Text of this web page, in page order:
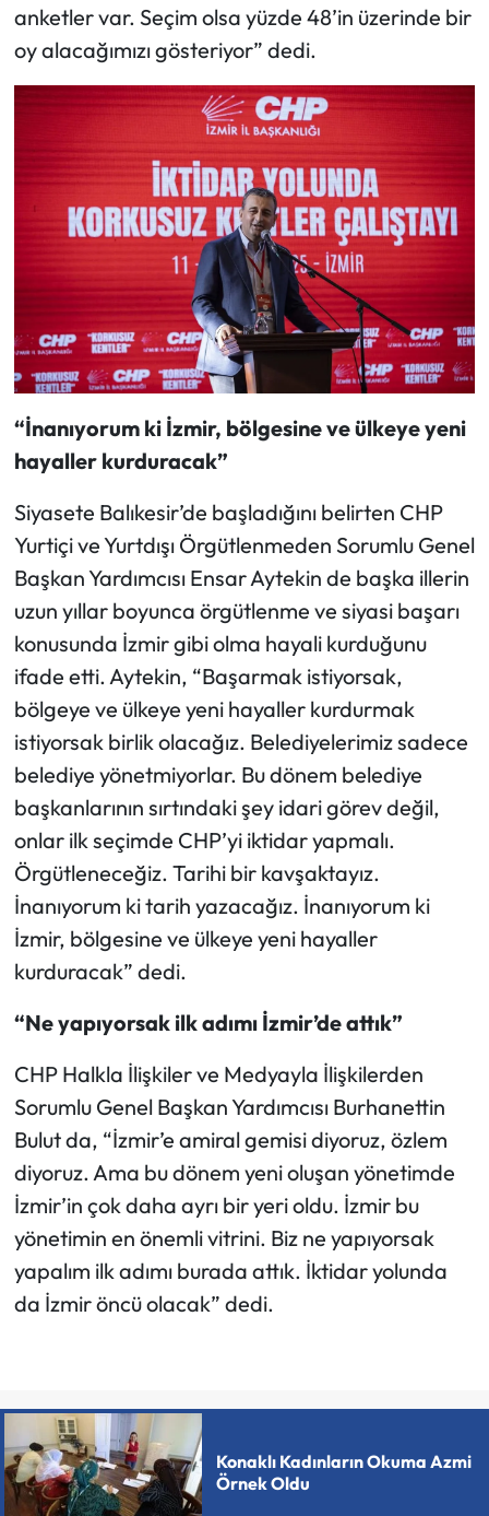
anketler var. Seçim olsa yüzde 48’in üzerinde bir
oy alacağımızı gösteriyor” dedi.
“İnanıyorum ki İzmir, bölgesine ve ülkeye yeni
hayaller kurduracak”
Siyasete Balıkesir’de başladığını belirten CHP
Yurtiçi ve Yurtdışı Örgütlenmeden Sorumlu Genel
Başkan Yardımcısı Ensar Aytekin de başka illerin
uzun yıllar boyunca örgütlenme ve siyasi başarı
konusunda İzmir gibi olma hayali kurduğunu
ifade etti. Aytekin, “Başarmak istiyorsak,
bölgeye ve ülkeye yeni hayaller kurdurmak
istiyorsak birlik olacağız. Belediyelerimiz sadece
belediye yönetmiyorlar. Bu dönem belediye
başkanlarının sırtındaki şey idari görev değil,
onlar ilk seçimde CHP’yi iktidar yapmalı.
Örgütleneceğiz. Tarihi bir kavşaktayız.
İnanıyorum ki tarih yazacağız. İnanıyorum ki
İzmir, bölgesine ve ülkeye yeni hayaller
kurduracak” dedi.
“Ne yapıyorsak ilk adımı İzmir’de attık”
CHP Halkla İlişkiler ve Medyayla İlişkilerden
Sorumlu Genel Başkan Yardımcısı Burhanettin
Bulut da, “İzmir’e amiral gemisi diyoruz, özlem
diyoruz. Ama bu dönem yeni oluşan yönetimde
İzmir’in çok daha ayrı bir yeri oldu. İzmir bu
yönetimin en önemli vitrini. Biz ne yapıyorsak
yapalım ilk adımı burada attık. İktidar yolunda
da İzmir öncü olacak” dedi.
Konaklı Kadınların Okuma Azmi
Örnek Oldu